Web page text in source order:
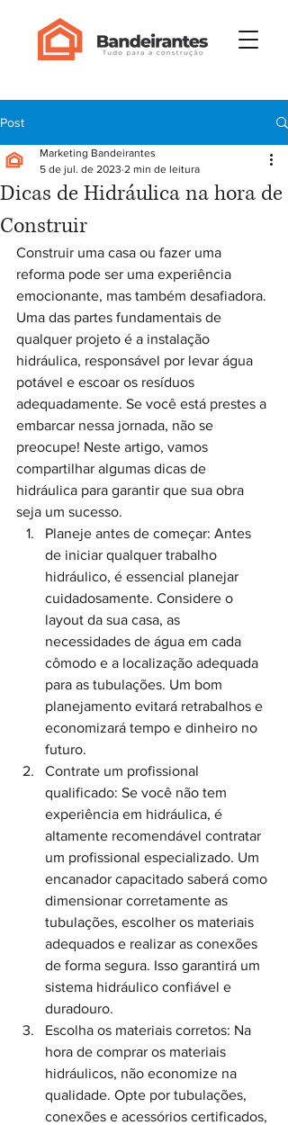
Post
Dicas de Hidráulica na hora de
Construir
Marketing Bandeirantes
5 de jul. de 2023 2 min de leitura
Construir uma casa ou fazer uma
reforma pode ser uma experiência
emocionante, mas também desafiadora.
Uma das partes fundamentais de
qualquer projeto é a instalação
hidráulica, responsável por levar água
potável e escoar os resíduos
adequadamente. Se você está prestes a
embarcar nessa jornada, não se
preocupe! Neste artigo, vamos
compartilhar algumas dicas de
hidráulica para garantir que sua obra
seja um sucesso.
Planeje antes de começar: Antes
de iniciar qualquer trabalho
hidráulico, é essencial planejar
cuidadosamente. Considere o
layout da sua casa, as
necessidades de água em cada
cômodo e a localização adequada
para as tubulações. Um bom
planejamento evitará retrabalhos e
economizará tempo e dinheiro no
futuro.
Contrate um profissional
qualificado: Se você não tem
experiência em hidráulica, é
altamente recomendável contratar
um profissional especializado. Um
encanador capacitado saberá como
dimensionar corretamente as
tubulações, escolher os materiais
adequados e realizar as conexões
de forma segura. Isso garantirá um
sistema hidráulico confiável e
duradouro.
Escolha os materiais corretos: Na
hora de comprar os materiais
hidráulicos, não economize na
qualidade. Opte por tubulações,
conexões e acessórios certificados,